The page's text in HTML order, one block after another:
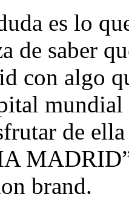
es lo
de saber
con algo
de
brand.